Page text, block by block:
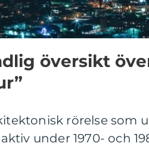
översikt
rörelse som
under 1970- och